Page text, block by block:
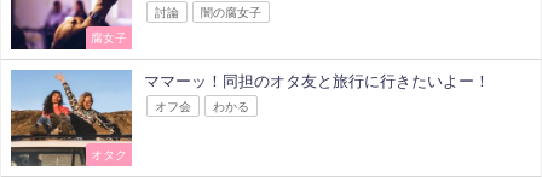
腐女子
討論 闇の腐女子
オタク
ママーッ！同担のオタ友と旅行に行きたいよー！
オフ会 わかる